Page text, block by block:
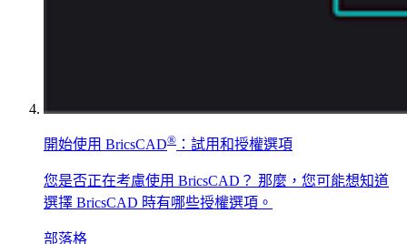
開始使用 BricsCAD® ：試用和授權選項
您是否正在考慮使用 BricsCAD？ 那麼，您可能想知道
選擇 BricsCAD 時有哪些授權選項。
部落格